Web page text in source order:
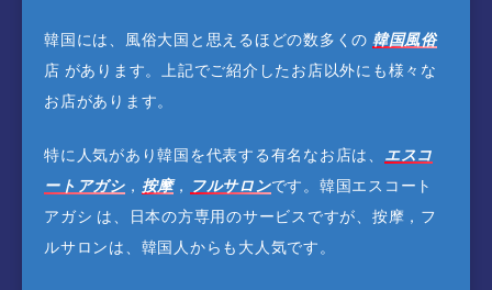
韓国には、風俗大国と思えるほどの数多くの 韓国風俗
店 があります。上記でご紹介したお店以外にも様々な
お店があります。
特に人気があり韓国を代表する有名なお店は、 エスコ
ートアガシ， 按摩， フルサロンです。韓国エスコート
アガシ は、日本の方専用のサービスですが、按摩，フ
ルサロンは、韓国人からも大人気です。